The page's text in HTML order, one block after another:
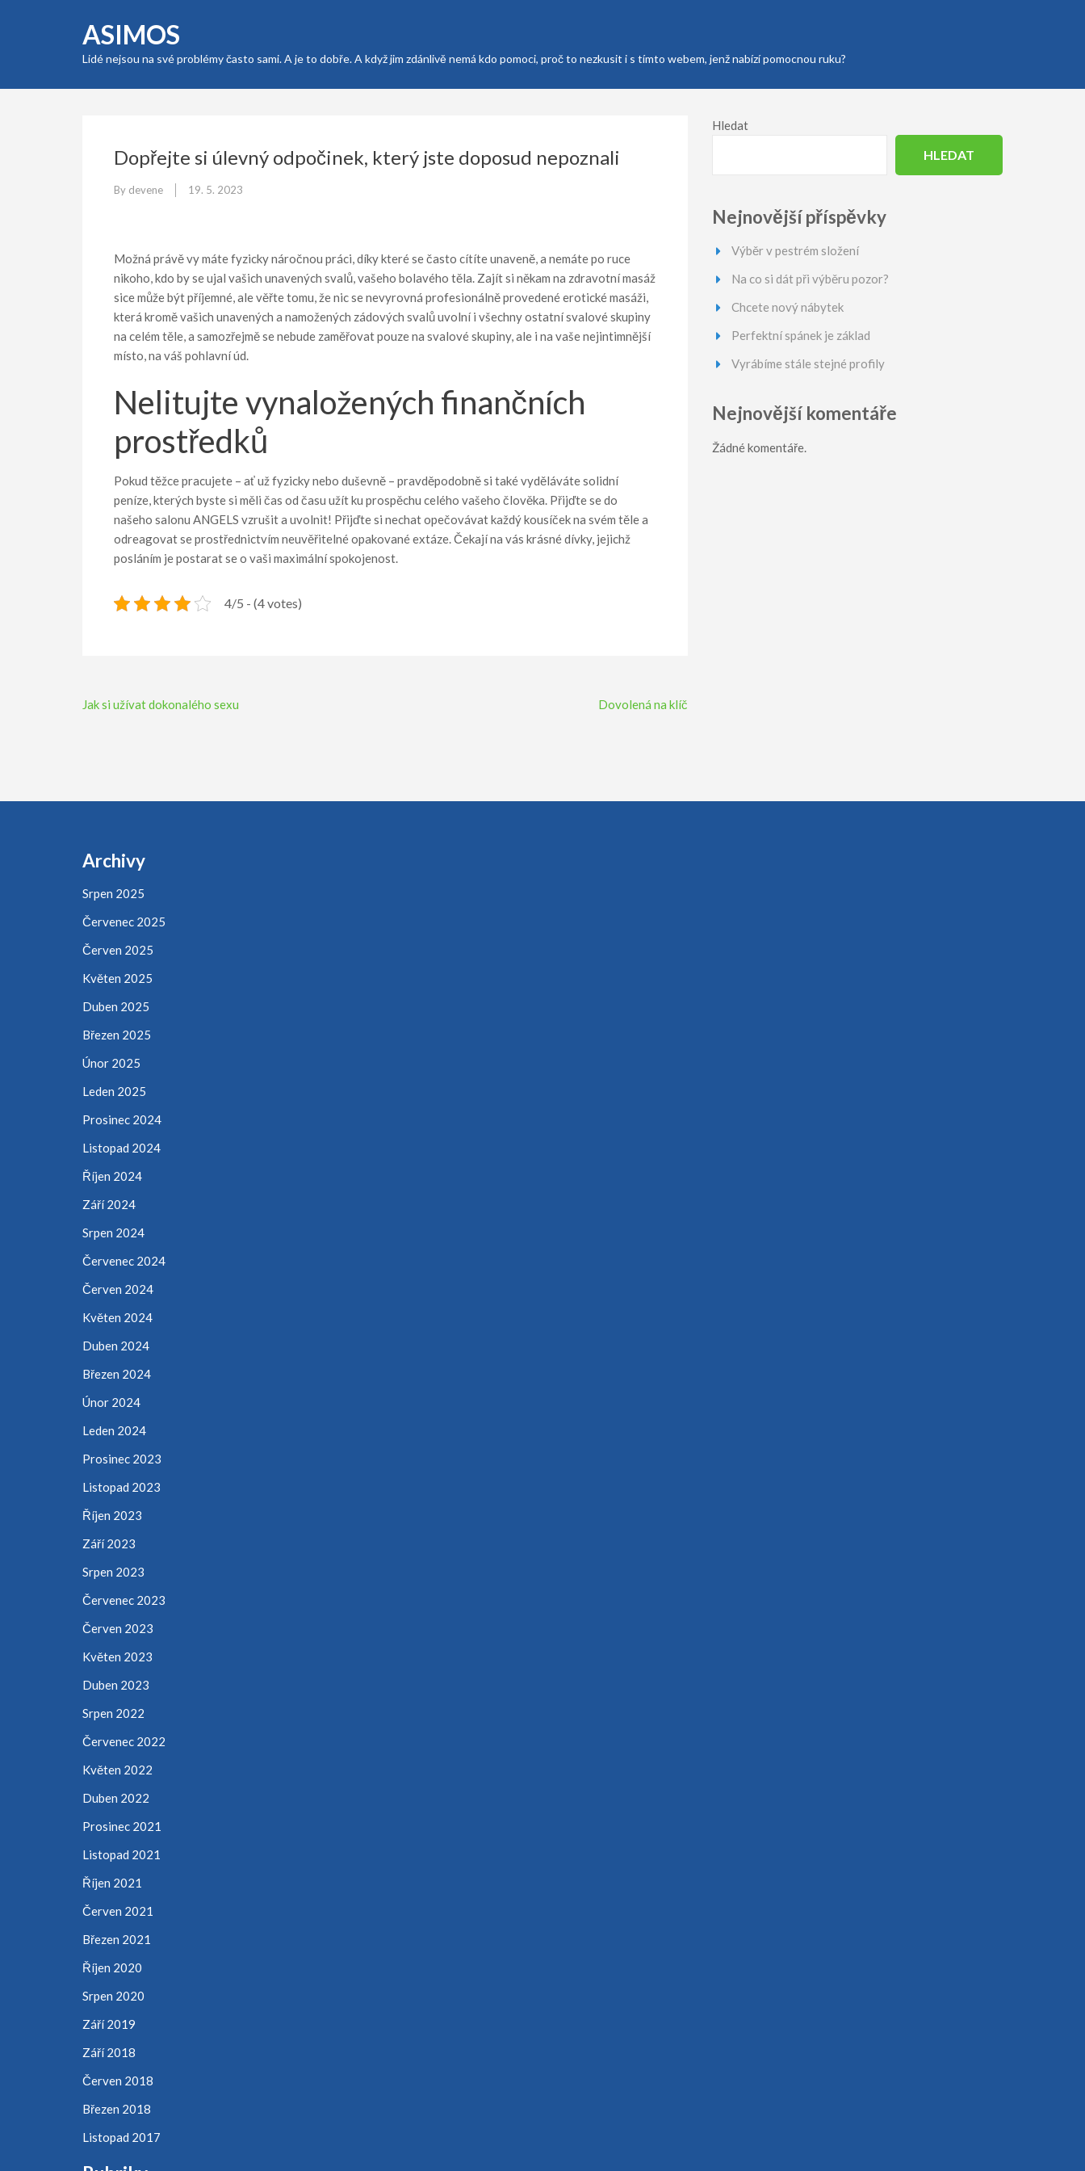
Enter)
ASIMOS
Lidé nejsou na své problémy často sami. A je to dobře. A když jim zdánlivě nemá kdo pomoci, proč to nezkusit i s tímto webem, jenž nabízí pomocnou ruku?
Dopřejte si úlevný odpočinek, který jste doposud nepoznali
By devene 19. 5. 2023
Možná právě vy máte fyzicky náročnou práci, díky které se často cítíte unaveně, a nemáte po ruce
nikoho, kdo by se ujal vašich unavených svalů, vašeho bolavého těla. Zajít si někam na zdravotní masáž
sice může být příjemné, ale věřte tomu, že nic se nevyrovná profesionálně provedenéerotické masáži
která kromě vašich unavených a namožených zádových svalů uvolní i všechny ostatní svalové skupiny
na celém těle, a samozřejmě se nebude zaměřovat pouze na svalové skupiny, ale i na vaše nejintimnější
místo, na váš pohlavní úd.
Nelitujte vynaložených finančních
prostředků
Pokud těžce pracujete – ať už fyzicky nebo duševně – pravděpodobně si také vyděláváte solidní
peníze, kterých byste si měli čas od času užít ku prospěchu celého vašeho člověka. Přijďte se do
našeho salonu ANGELS vzrušit a uvolnit! Přijďte si nechat opečovávat každý kousíček na svém těle a
odreagovat se prostřednictvím neuvěřitelné opakované extáze. Čekají na vás krásné dívky, jejichž
posláním je postarat se o vaši maximální spokojenost.
4/5 - (4 votes)
Navigace
Jak si užívat dokonalého sexu Dovolená na klíč
Hledat
HLEDAT
Nejnovější příspěvky
Výběr v pestrém složení
Na co si dát při výběru pozor?
Chcete nový nábytek
Perfektní spánek je základ
Vyrábíme stále stejné profily
Nejnovější komentáře
Žádné komentáře.
Archivy
Srpen 2025
Červenec 2025
Červen 2025
Květen 2025
Duben 2025
Březen 2025
Únor 2025
Leden 2025
Prosinec 2024
Listopad 2024
Říjen 2024
Září 2024
Srpen 2024
Červenec 2024
Červen 2024
Květen 2024
Duben 2024
Březen 2024
Únor 2024
Leden 2024
Prosinec 2023
Listopad 2023
Říjen 2023
Září 2023
Srpen 2023
Červenec 2023
Červen 2023
Květen 2023
Duben 2023
Srpen 2022
Červenec 2022
Květen 2022
Duben 2022
Prosinec 2021
Listopad 2021
Říjen 2021
Červen 2021
Březen 2021
Říjen 2020
Srpen 2020
Září 2019
Září 2018
Červen 2018
Březen 2018
Listopad 2017